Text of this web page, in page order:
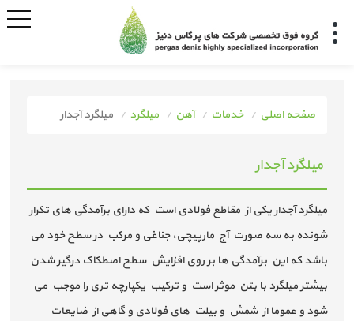
صفحه اصلی خدمات آهن میلگرد ​​​​​​​میلگرد آجدار
میلگرد آجدار
میلگرد آجدار یکی از مقاطع فولادی است که دارای برآمدگی های تکرار
شونده به سه صورت آج مارپیچی، جناغی و مرکب در سطح خود می
باشد که این برآمدگی ها بر روی افزایش سطح اصطکاک درگیر شدن
بیشتر میلگرد با بتن موثر است و ترکیب یکپارچه تری را موجب می
شود و عموما از شمش و بیلت های فولادی و گاهی از ضایعات